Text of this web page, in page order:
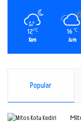
12℃
Kam
16 ℃
Jum
Popular